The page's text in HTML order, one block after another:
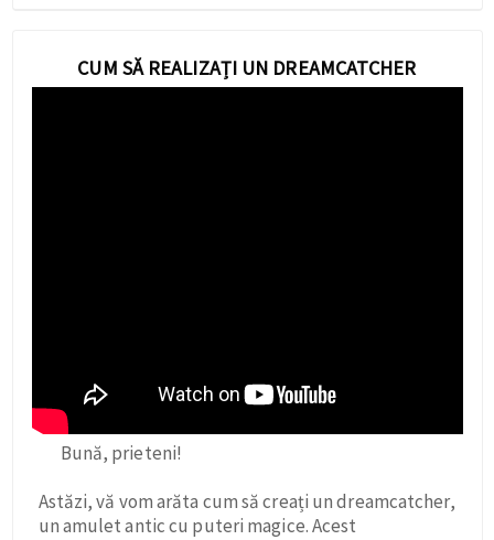
CUM SĂ REALIZAȚI UN DREAMCATCHER
Bună, prieteni!
Astăzi, vă vom arăta cum să creați un dreamcatcher,
un amulet antic cu puteri magice. Acest